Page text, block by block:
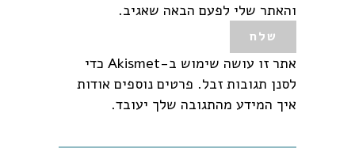
והאתר שלי לפעם הבאה שאגיב.
אתר זו עושה שימוש ב-Akismet כדי
לסנן תגובות זבל. פרטים נוספים אודות
איך המידע מהתגובה שלך יעובד.